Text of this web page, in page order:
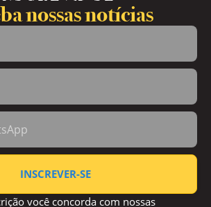
nossas notícias
INSCREVER-SE
você concorda com nossas